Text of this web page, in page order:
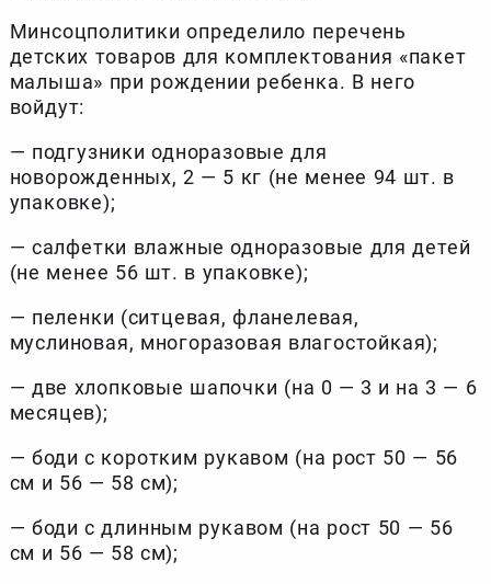
Минсоцполитики определило перечень
детских товаров для комплектования «пакет
малыша» при рождении ребенка. В него
войдут:
— подгузники одноразовые для
новорожденных, 2 — 5 кг (не менее 94 шт. в
упаковке);
— салфетки влажные одноразовые для детей
(не менее 56 шт. в упаковке);
— пеленки (ситцевая, фланелевая,
муслиновая, многоразовая влагостойкая);
— две хлопковые шапочки (на 0 — 3 и на 3 — 6
месяцев);
— боди с коротким рукавом (на рост 50 — 56
см и 56 — 58 см);
— боди с длинным рукавом (на рост 50 — 56
см и 56 — 58 см);